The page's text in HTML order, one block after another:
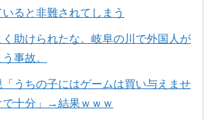
いると非難されてしまう
く助けられたな。岐阜の川で外国人が
事故。
「うちの子にはゲームは買い与えませ
で十分」→結果ｗｗｗ